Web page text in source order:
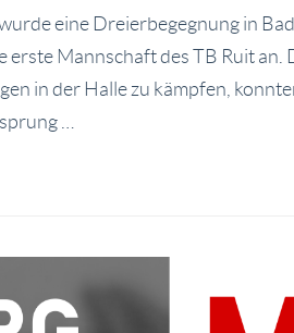
eine Dreierbegegnung in
Mannschaft des TB Ruit
in der Halle zu kämpfen,
…